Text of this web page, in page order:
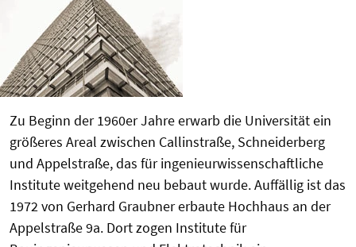
Zu Beginn der 1960er Jahre erwarb die Universität ein
größeres Areal zwischen Callinstraße, Schneiderberg
und Appelstraße, das für ingenieurwissenschaftliche
Institute weitgehend neu bebaut wurde. Auffällig ist das
1972 von Gerhard Graubner erbaute Hochhaus an der
Appelstraße 9a. Dort zogen Institute für